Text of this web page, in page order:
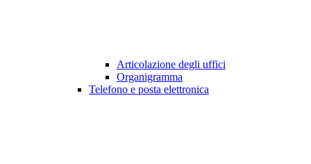
Articolazione degli uffici
Organigramma
Telefono e posta elettronica